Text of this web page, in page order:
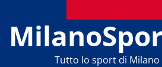
Tutto lo sport di Milano